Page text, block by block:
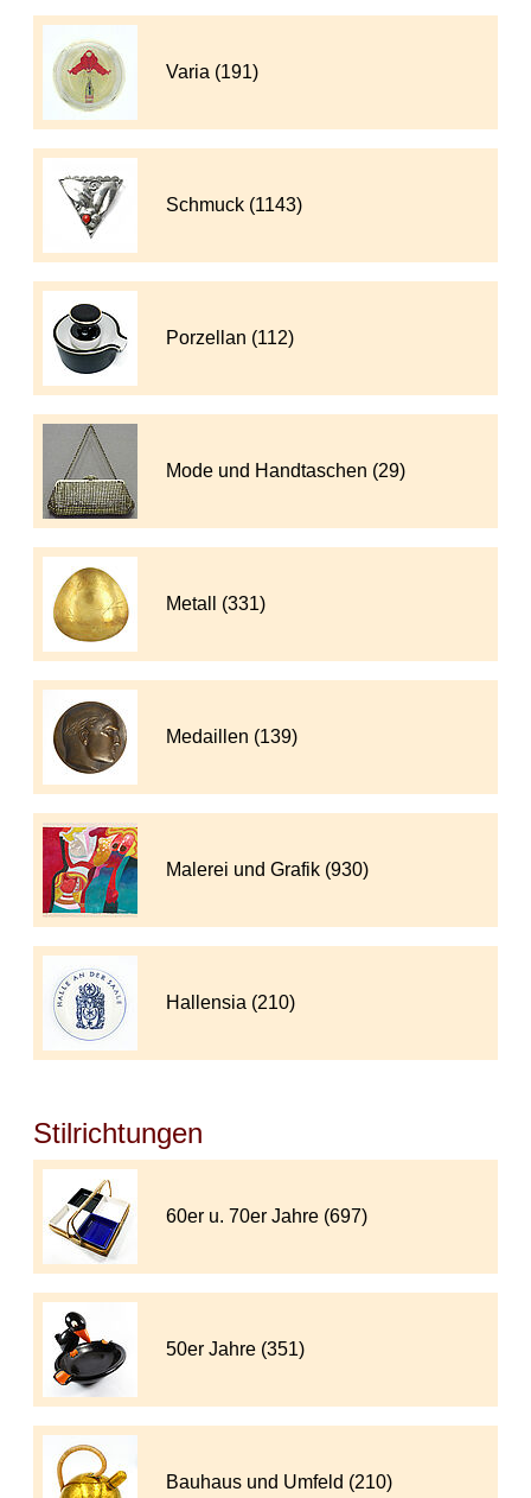
Varia (191)
Schmuck (1143)
Porzellan (112)
Mode und Handtaschen (29)
Metall (331)
Medaillen (139)
Malerei und Grafik (930)
Hallensia (210)
Stilrichtungen
60er u. 70er Jahre (697)
50er Jahre (351)
Bauhaus und Umfeld (210)